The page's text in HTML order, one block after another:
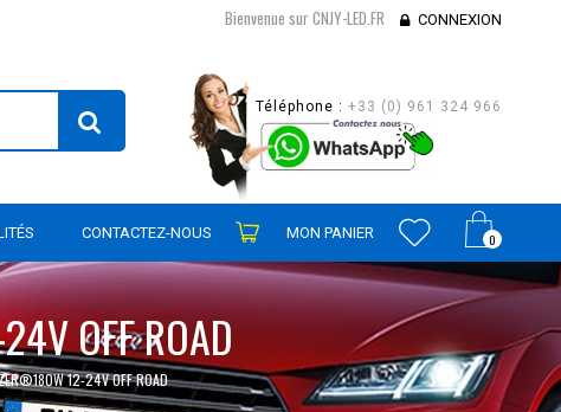
Bienvenue sur CNJY-LED.FR CONNEXION
Téléphone : +33 (0) 961 324 966
0
CONTACTEZ-NOUS MON PANIER
OFF ROAD
12-24V OFF ROAD